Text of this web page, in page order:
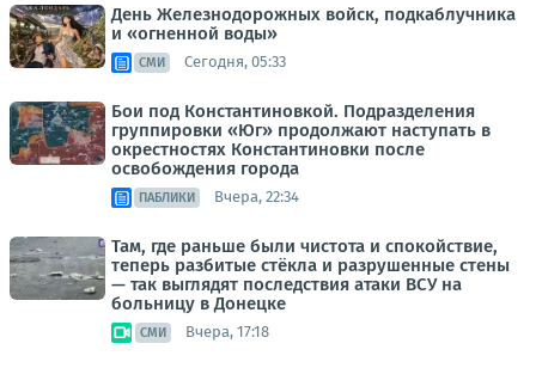
День Железнодорожных войск, подкаблучника
и «огненной воды»
СМИ Сегодня, 05:33
Бои под Константиновкой. Подразделения
группировки «Юг» продолжают наступать в
окрестностях Константиновки после
освобождения города
ПАБЛИКИ Вчера, 22:34
Там, где раньше были чистота и спокойствие,
теперь разбитые стёкла и разрушенные стены
— так выглядят последствия атаки ВСУ на
больницу в Донецке
СМИ Вчера, 17:18